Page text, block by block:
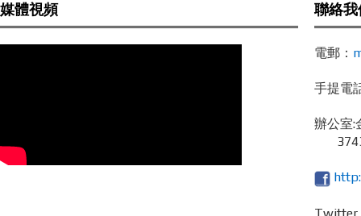
媒體視頻 聯絡我
電郵：
手提電
辦公室: